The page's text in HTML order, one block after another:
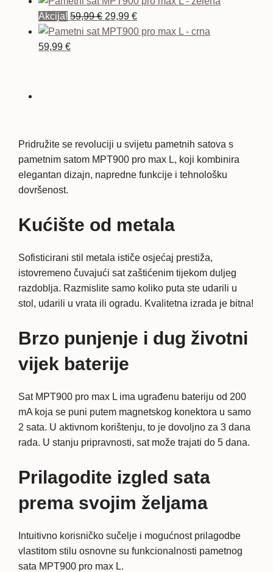
ružičasta
količina
Akcija! 59,99€ Izvorna
cijena
29,99 €Trenutna
cijena
59,99 €
Pridružite se revoluciji u svijetu pametnih satova s
pametnim satom MPT900 pro max L, koji kombinira
elegantan dizajn, napredne funkcije i tehnološku
dovršenost.
Kućište od metala
Sofisticirani stil metala ističe osjećaj prestiža,
istovremeno čuvajući sat zaštićenim tijekom duljeg
razdoblja. Razmislite samo koliko puta ste udarili u
stol, udarili u vrata ili ogradu. Kvalitetna izrada je bitna!
Brzo punjenje i dug životni
vijek baterije
Sat MPT900 pro max L ima ugrađenu bateriju od 200
mA koja se puni putem magnetskog konektora u samo
2 sata. U aktivnom korištenju, to je dovoljno za 3 dana
rada. U stanju pripravnosti, sat može trajati do 5 dana.
Prilagodite izgled sata
prema svojim željama
Intuitivno korisničko sučelje i mogućnost prilagodbe
vlastitom stilu osnovne su funkcionalnosti pametnog
sata MPT900 pro max L.